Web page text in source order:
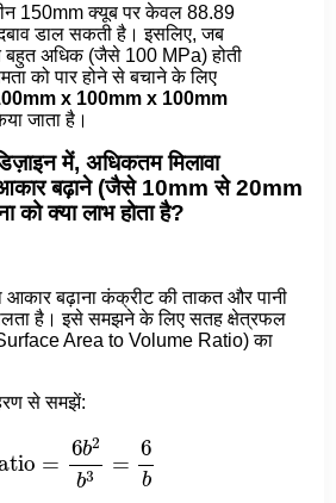
150mm क्यूब पर केवल 88.89
डाल सकती है। इसलिए, जब
अधिक (जैसे 100 MPa) होती
को पार होने से बचाने के लिए
x 100mm x 100mm
जाता है।
में, अधिकतम मिलावा
बढ़ाने (जैसे 10mm से 20mm
क्या लाभ होता है?
बढ़ाना कंक्रीट की ताकत और पानी
है। इसे समझने के लिए सतह क्षेत्रफल
Area to Volume Ratio) का
से समझें:
b2b b